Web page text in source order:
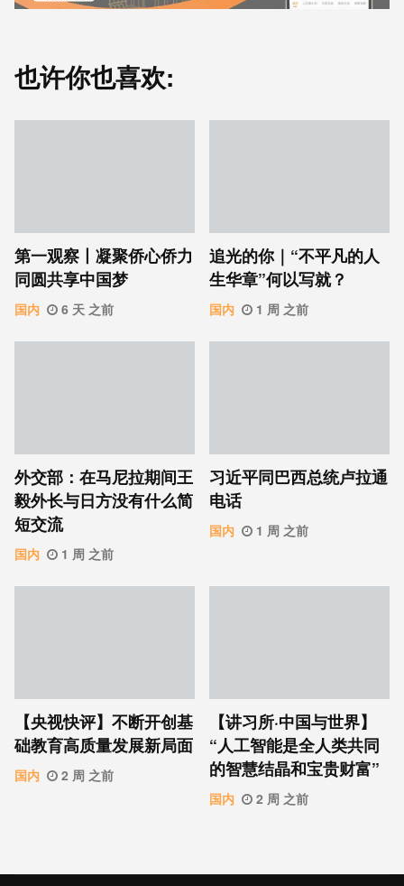
也许你也喜欢:
第一观察丨凝聚侨心侨力
同圆共享中国梦
国内 6 天 之前
追光的你｜“不平凡的人
生华章”何以写就？
国内 1 周 之前
外交部：在马尼拉期间王
毅外长与日方没有什么简
短交流
国内 1 周 之前
习近平同巴西总统卢拉通
电话
国内 1 周 之前
【央视快评】不断开创基
础教育高质量发展新局面
国内 2 周 之前
【讲习所·中国与世界】
“人工智能是全人类共同
的智慧结晶和宝贵财富”
国内 2 周 之前